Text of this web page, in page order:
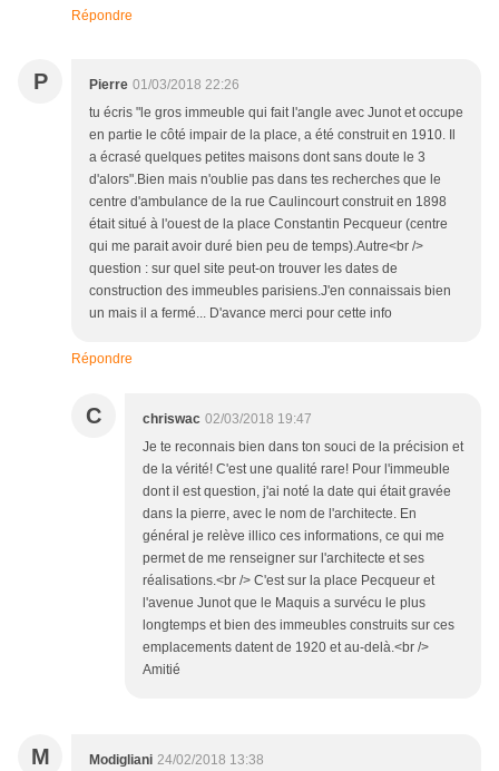
Répondre
P Pierre 01/03/2018 22:26
tu écris "le gros immeuble qui fait l'angle avec Junot et occupe
en partie le côté impair de la place, a été construit en 1910. Il
a écrasé quelques petites maisons dont sans doute le 3
d'alors".Bien mais n'oublie pas dans tes recherches que le
centre d'ambulance de la rue Caulincourt construit en 1898
était situé à l'ouest de la place Constantin Pecqueur (centre
qui me parait avoir duré bien peu de temps).Autre<br />
question : sur quel site peut-on trouver les dates de
construction des immeubles parisiens.J'en connaissais bien
un mais il a fermé... D'avance merci pour cette info
Répondre
C chriswac 02/03/2018 19:47
Je te reconnais bien dans ton souci de la précision et
de la vérité! C'est une qualité rare! Pour l'immeuble
dont il est question, j'ai noté la date qui était gravée
dans la pierre, avec le nom de l'architecte. En
général je relève illico ces informations, ce qui me
permet de me renseigner sur l'architecte et ses
réalisations.<br /> C'est sur la place Pecqueur et
l'avenue Junot que le Maquis a survécu le plus
longtemps et bien des immeubles construits sur ces
emplacements datent de 1920 et au-delà.<br />
Amitié
M Modigliani 24/02/2018 13:38